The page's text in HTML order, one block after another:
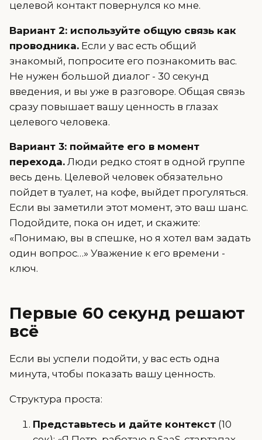
целевой контакт повернулся ко мне.
Вариант 2: используйте общую связь как
проводника. Если у вас есть общий
знакомый, попросите его познакомить вас.
Не нужен большой диалог - 30 секунд
введения, и вы уже в разговоре. Общая связь
сразу повышает вашу ценность в глазах
целевого человека.
Вариант 3: поймайте его в момент
перехода.Люди редко стоят в одной группе
весь день. Целевой человек обязательно
пойдет в туалет, на кофе, выйдет прогуляться.
Если вы заметили этот момент, это ваш шанс.
Подойдите, пока он идет, и скажите:
«Понимаю, вы в спешке, но я хотел вам задать
один вопрос…» Уважение к его времени -
ключ.
Первые 60 секунд решают
всё
Если вы успели подойти, у вас есть одна
минута, чтобы показать вашу ценность.
Структура проста:
Представьтесь и дайте контекст (10